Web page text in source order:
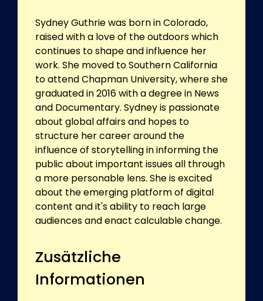
Sydney Guthrie was born in Colorado,
raised with a love of the outdoors which
continues to shape and influence her
work. She moved to Southern California
to attend Chapman University, where she
graduated in 2016 with a degree in News
and Documentary. Sydney is passionate
about global affairs and hopes to
structure her career around the
influence of storytelling in informing the
public about important issues all through
a more personable lens. She is excited
about the emerging platform of digital
content and it's ability to reach large
audiences and enact calculable change.
Zusätzliche
Informationen